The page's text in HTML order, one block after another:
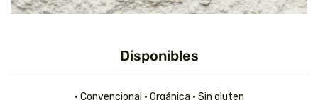
Disponibles
• Convencional • Orgánica • Sin gluten